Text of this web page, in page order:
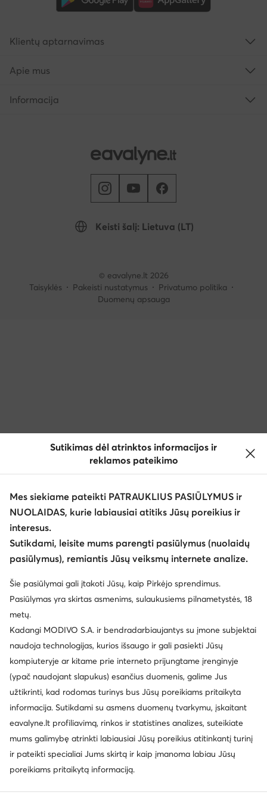
Keisti šalį: Lietuva (LT)
Klientų aptarnavimas
Apie mus
Informacija
© eavalyne.lt 2026
Taisyklės
Pakeisti nustatymus
Privatumo politika
Duomenų apsauga
Sutikimas dėl atrinktos informacijos ir
reklamos pateikimo
Mes siekiame pateikti PATRAUKLIUS PASIŪLYMUS ir
NUOLAIDAS, kurie labiausiai atitiks Jūsų poreikius ir
interesus.
Sutikdami, leisite mums parengti pasiūlymus (nuolaidų
pasiūlymus), remiantis Jūsų veiksmų internete analize.
Šie pasiūlymai gali įtakoti Jūsų, kaip Pirkėjo sprendimus.
Pasiūlymas yra skirtas asmenims, sulaukusiems pilnametystės, 18
metų.
Kadangi MODIVO S.A. ir bendradarbiaujantys su įmone subjektai
naudoja technologijas, kurios išsaugo ir gali pasiekti Jūsų
kompiuteryje ar kitame prie interneto prijungtame įrenginyje
(ypač naudojant slapukus) esančius duomenis, galime Jus
užtikrinti, kad rodomas turinys bus Jūsų poreikiams pritaikyta
informacija. Sutikdami su asmens duomenų tvarkymu, įskaitant
eavalyne.lt profiliavimą, rinkos ir statistines analizes, suteikiate
mums galimybę atrinkti labiausiai Jūsų poreikius atitinkantį turinį
ir pateikti specialiai Jums skirtą ir kaip įmanoma labiau Jūsų
poreikiams pritaikytą informaciją.